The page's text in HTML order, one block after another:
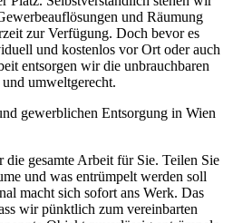
und Räumung
zur Verfügung. Doch bevor es
und kostenlos vor Ort oder auch
entsorgen wir die unbrauchbaren
umweltgerecht.
gewerblichen Entsorgung in Wien
gesamte Arbeit für Sie. Teilen Sie
und was entrümpelt werden soll
macht sich sofort ans Werk. Das
wir pünktlich zum vereinbarten